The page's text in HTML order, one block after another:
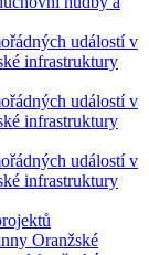
událostí v
infrastruktury
událostí v
infrastruktury
událostí v
infrastruktury
Oranžské